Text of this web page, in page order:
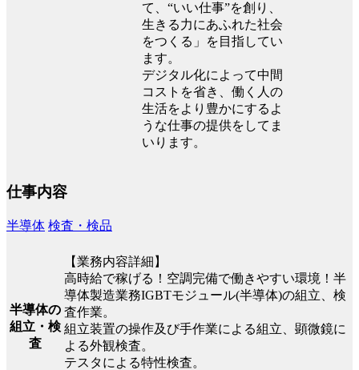
て、“いい仕事”を創り、
生きる力にあふれた社会
をつくる」を目指してい
ます。
デジタル化によって中間
コストを省き、働く人の
生活をより豊かにするよ
うな仕事の提供をしてま
いります。
仕事内容
半導体 検査・検品
半導体の
組立・検
査
【業務内容詳細】
高時給で稼げる！空調完備で働きやすい環境！半
導体製造業務IGBTモジュール(半導体)の組立、検
査作業。
組立装置の操作及び手作業による組立、顕微鏡に
よる外観検査。
テスタによる特性検査。